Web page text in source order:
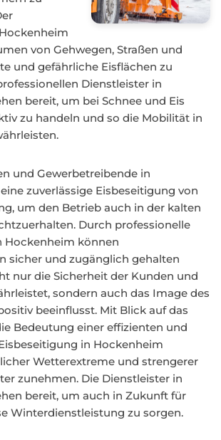
von Gehwegen, Straßen und
und gefährliche Eisflächen zu
Dienstleister in
bereit, um bei Schnee und Eis
zu handeln und so die Mobilität in
und Gewerbetreibende in
zuverlässige Eisbeseitigung von
um den Betrieb auch in der kalten
Durch professionelle
Hockenheim können
sicher und zugänglich gehalten
nur die Sicherheit der Kunden und
sondern auch das Image des
beeinflusst. Mit Blick auf das
Bedeutung einer effizienten und
in Hockenheim
Wetterextreme und strengerer
zunehmen. Die Dienstleister in
bereit, um auch in Zukunft für
Winterdienstleistung zu sorgen.